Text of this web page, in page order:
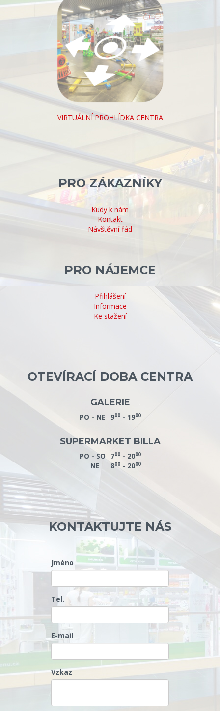
VIRTUÁLNÍ PROHLÍDKA CENTRA
PRO ZÁKAZNÍKY
Kudy k nám
Kontakt
Návštěvní řád
PRO NÁJEMCE
Přihlášení
Informace
Ke stažení
OTEVÍRACÍ DOBA CENTRA
GALERIE
PO - NE 900- 1900
SUPERMARKET BILLA
PO - SO 700- 2000
NE 800- 2000
KONTAKTUJTE NÁS
Jméno
Tel.
E-mail
Vzkaz